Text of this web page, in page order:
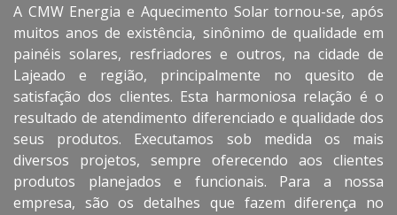
A CMW Energia e Aquecimento Solar tornou-se, após
muitos anos de existência, sinônimo de qualidade em
painéis solares, resfriadores e outros, na cidade de
Lajeado e região, principalmente no quesito de
satisfação dos clientes. Esta harmoniosa relação é o
resultado de atendimento diferenciado e qualidade dos
seus produtos. Executamos sob medida os mais
diversos projetos, sempre oferecendo aos clientes
produtos planejados e funcionais. Para a nossa
empresa, são os detalhes que fazem diferença no